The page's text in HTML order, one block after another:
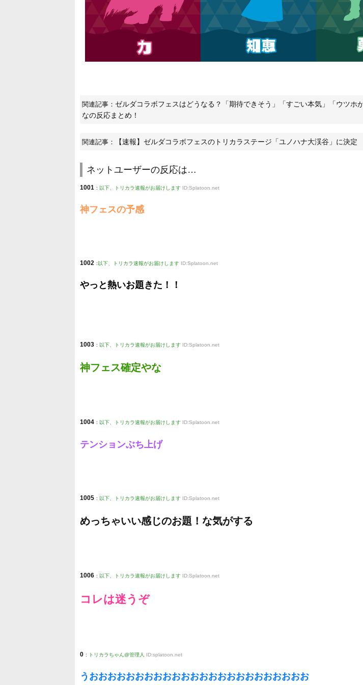
関連記事： ゼルダコラボフェスはどうなる？「期待できそう」「すごい本気」「ウツホ
なの反応まとめ！
関連記事： 【速報】ゼルダコラボフェスのトリカラステージ「ユノハナ大渓谷」に決定
ネットユーザーの反応は…
1001 : 以下、トリカラ速報がお届けします ID:Splatoon.net
神フェスの予感
1002 : 以下、トリカラ速報がお届けします ID:Splatoon.net
やっと熱いお題きた！！
1003 : 以下、トリカラ速報がお届けします ID:Splatoon.net
神フェス確定やな
1004 : 以下、トリカラ速報がお届けします ID:Splatoon.net
テンションぶち上げ
1005 : 以下、トリカラ速報がお届けします ID:Splatoon.net
めっちゃいい感じのお題！な気がする
1006 : 以下、トリカラ速報がお届けします ID:Splatoon.net
コレは迷うぞ
0 : トリカラちゃん@管理人 ID:splatoon.net
うおおおおおおおおおおおおおおおおおおおおおおおお